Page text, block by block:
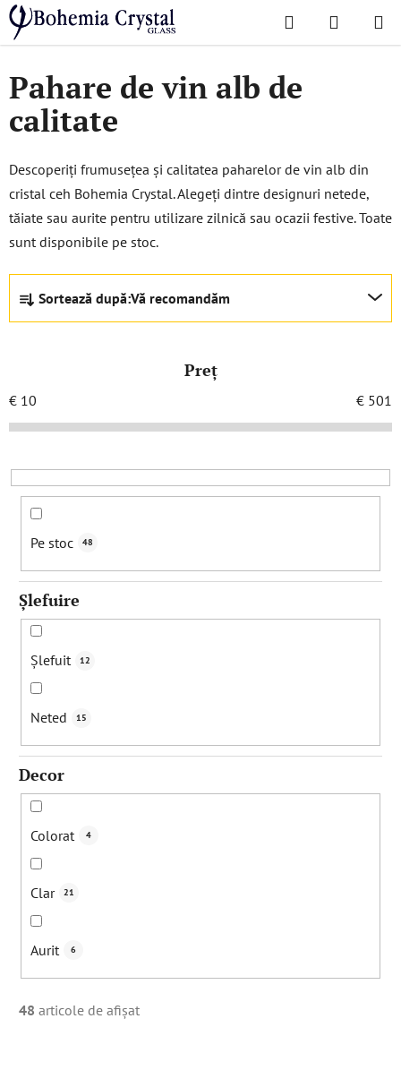
Treci
conținut
Căutare
DE
Acasă
/ Pahare / Pahare de vin alb
Pahare de vin alb de
calitate
Descoperiți frumusețea și calitatea paharelor de vin alb din
cristal ceh Bohemia Crystal. Alegeți dintre designuri netede,
tăiate sau aurite pentru utilizare zilnică sau ocazii festive. Toate
sunt disponibile pe stoc.
S
l
t
a
e
a
d
u
Sortează după:Vă recomandăm
Preţ
€ 10 € 501
Pe stoc 48
Șlefuire
Șlefuit 12
Neted 15
Decor
Colorat 4
Clar 21
Aurit 6
48 articole de afişat